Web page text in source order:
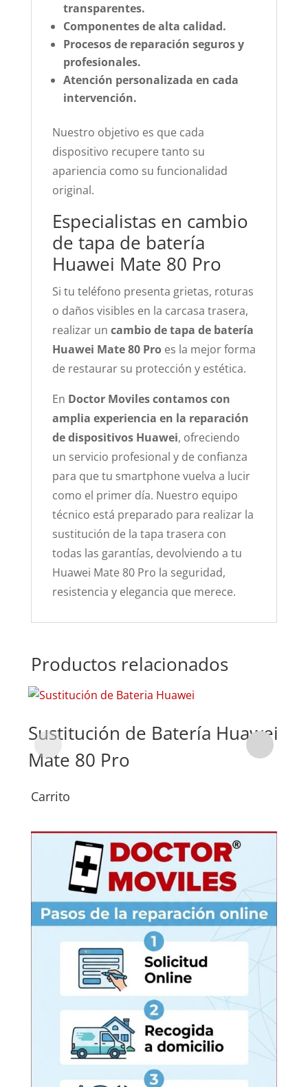
transparentes.
Componentes de alta calidad.
Procesos de reparación seguros y
profesionales.
Atención personalizada en cada
intervención.
Nuestro objetivo es que cada
dispositivo recupere tanto su
apariencia como su funcionalidad
original.
Especialistas en cambio
de tapa de batería
Huawei Mate 80 Pro
Si tu teléfono presenta grietas, roturas
o daños visibles en la carcasa trasera,
realizar un cambio de tapa de batería
Huawei Mate 80 Proes la mejor forma
de restaurar su protección y estética.
En Doctor Moviles contamos con
amplia experiencia en la reparación
de dispositivos Huawei, ofreciendo
un servicio profesional y de confianza
para que tu smartphone vuelva a lucir
como el primer día. Nuestro equipo
técnico está preparado para realizar la
sustitución de la tapa trasera con
todas las garantías, devolviendo a tu
Huawei Mate 80 Pro la seguridad,
resistencia y elegancia que merece.
Productos relacionados
Sustitución de Batería Huawei
Mate 80 Pro
Carrito